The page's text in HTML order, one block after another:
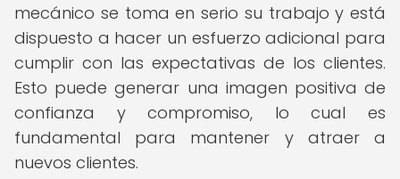
mecánico se toma en serio su trabajo y está
dispuesto a hacer un esfuerzo adicional para
cumplir con las expectativas de los clientes.
Esto puede generar una imagen positiva de
confianza y compromiso, lo cual es
fundamental para mantener y atraer a
nuevos clientes.